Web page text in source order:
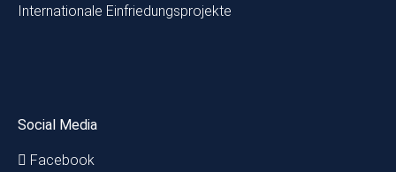
Internationale Einfriedungsprojekte
Social Media
Facebook